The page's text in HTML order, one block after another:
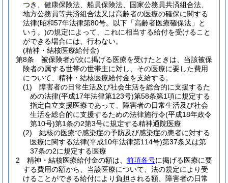
つき、健康保険法、船員保険法、国家公務員共済組合法、
地方公務員等共済組合法又は高齢者の医療の確保に関する
法律(昭和57年法律第80号。以下「高齢者医療確保法」と
いう。)の規定によって、これに相当する給付を受けること
ができる場合には、行わない。
(精神・結核医療給付金)
第8条
被保険者が次に掲げる医療を受けたときは、当該被保
険者の属する世帯の世帯主に対し、その医療に要した費用
について、精神・結核医療給付金を支給する。
(1)
障害者の日常生活及び社会生活を総合的に支援するた
めの法律(平成17年法律第123号)第58条第1項に規定する
指定自立支援医療であって、障害者の日常生活及び社会
生活を総合的に支援するための法律施行令(平成18年政令
第10号)第1条の2第3号に規定する精神通院医療
(2)
結核の医療で感染症の予防及び感染症の患者に対する
医療に関する法律(平成10年法律第114号)第37条又は第
37条の2に規定する医療
2
精神・結核医療給付金の額は、 前項各号に掲げる医療に要
する費用の額から、当該医療について、法の規定により受
けることができる給付により負担される額、障害者の日常